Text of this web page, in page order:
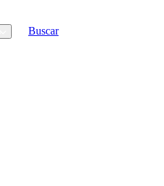
Buscar